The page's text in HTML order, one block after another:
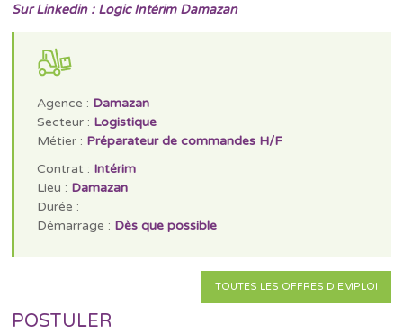
Sur Linkedin : Logic Intérim Damazan
Agence : Damazan
Secteur : Logistique
Métier : Préparateur de commandes H/F
Contrat : Intérim
Lieu : Damazan
Durée :
Démarrage : Dès que possible
TOUTES LES OFFRES D'EMPLOI
POSTULER